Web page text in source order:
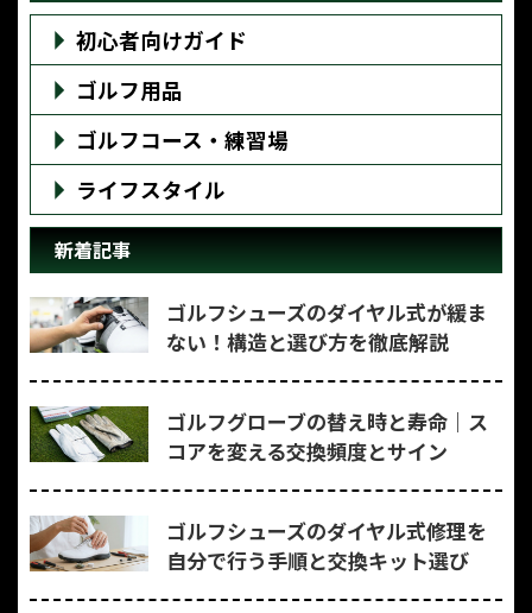
初心者向けガイド
ゴルフ用品
ゴルフコース・練習場
ライフスタイル
新着記事
ゴルフシューズのダイヤル式が緩ま
ない！構造と選び方を徹底解説
ゴルフグローブの替え時と寿命｜ス
コアを変える交換頻度とサイン
ゴルフシューズのダイヤル式修理を
自分で行う手順と交換キット選び